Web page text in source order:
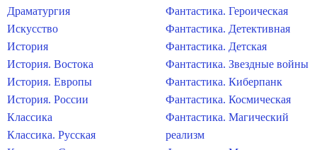
Драматургия
Искусство
История
История. Востока
История. Европы
История. России
Классика
Классика. Русская
Фантастика. Героическая
Фантастика. Детективная
Фантастика. Детская
Фантастика. Звездные войны
Фантастика. Киберпанк
Фантастика. Космическая
Фантастика. Магический
реализм